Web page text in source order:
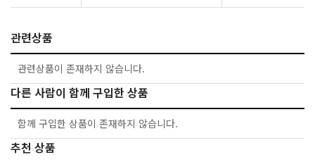
관련상품
관련상품이 존재하지 않습니다.
다른 사람이 함께 구입한 상품
함께 구입한 상품이 존재하지 않습니다.
추천 상품